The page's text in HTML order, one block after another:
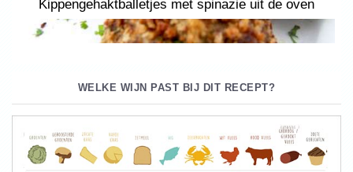
Kippengehaktballetjes met spinazie uit de oven
WELKE WIJN PAST BIJ DIT RECEPT?